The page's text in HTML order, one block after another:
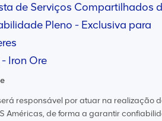
de Serviços Compartilhados
Pleno - Exclusiva para
- Iron Ore
responsável por atuar na realização
Américas, de forma a garantir